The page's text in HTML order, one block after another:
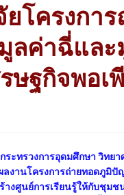
โครงกา
ลค่าฉี่แล
ษฐกิจพอเ
ระทรวงการอุดมศึกษา วิท
ลงานโครงการถ่ายทอดภูมิ
างศูนย์การเรียนรู้ให้กับชุม